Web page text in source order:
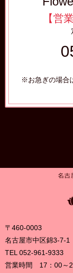
【営
※お急ぎの場合
〒460-0003
名古屋市中区錦3-7-
TEL 052-961-9333
営業時間 17：00～